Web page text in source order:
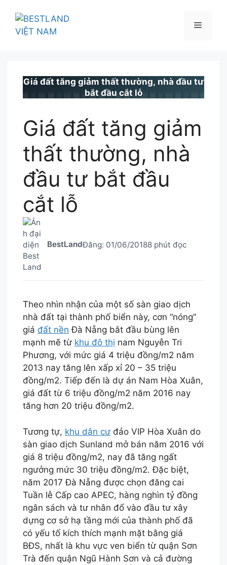
Menu
BESTLAND.VN•TIN TỨC
Giá đất tăng giảm thất thường, nhà đầu tư
bắt đầu cắt lỗ
Giá đất tăng giảm
thất thường, nhà
đầu tư bắt đầu
cắt lỗ
BestLandĐăng: 01/06/20188 phút đọc
Theo nhìn nhận của một số sàn giao dịch
nhà đất tại thành phố biển này, cơn “nóng”
giá đất nền Đà Nẵng bắt đầu bùng lên
mạnh mẽ từ khu đô thị nam Nguyễn Tri
Phương, với mức giá 4 triệu đồng/m2 năm
2013 nay tăng lên xấp xỉ 20 – 35 triệu
đồng/m2. Tiếp đến là dự án Nam Hòa Xuân,
giá đất từ 6 triệu đồng/m2 năm 2016 nay
tăng hơn 20 triệu đồng/m2.
Tương tự, khu dân cư đảo VIP Hòa Xuân do
sàn giao dịch Sunland mở bán năm 2016 với
giá 8 triệu đồng/m2, nay đã tăng ngất
ngưởng mức 30 triệu đồng/m2. Đặc biệt,
năm 2017 Đà Nẵng được chọn đăng cai
Tuần lễ Cấp cao APEC, hàng nghìn tỷ đồng
ngân sách và tư nhân đổ vào đầu tư xây
dựng cơ sở hạ tầng mới của thành phố đã
có yếu tố kích thích mạnh mặt bằng giá
BĐS, nhất là khu vực ven biển từ quận Sơn
Trà đến quận Ngũ Hành Sơn và cả đường